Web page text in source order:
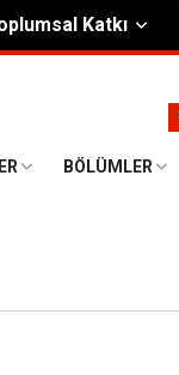
Katkı
BÖLÜMLER